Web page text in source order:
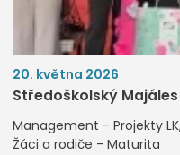
20. května 2026
Středoškolský Majáles
Management - Projekty LK
Žáci a rodiče - Maturita